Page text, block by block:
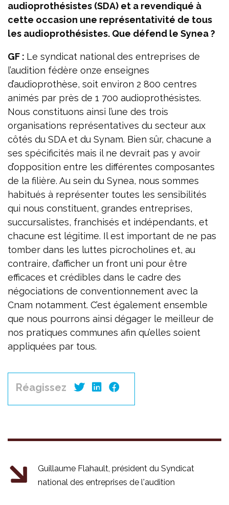
audioprothésistes (SDA) et a revendiqué à
cette occasion une représentativité de tous
les audioprothésistes. Que défend le Synea ?
GF : Le syndicat national des entreprises de
l’audition fédère onze enseignes
d’audioprothèse, soit environ 2 800 centres
animés par près de 1 700 audioprothésistes.
Nous constituons ainsi l’une des trois
organisations représentatives du secteur aux
côtés du SDA et du Synam. Bien sûr, chacune a
ses spécificités mais il ne devrait pas y avoir
d’opposition entre les différentes composantes
de la filière. Au sein du Synea, nous sommes
habitués à représenter toutes les sensibilités
qui nous constituent, grandes entreprises,
succursalistes, franchisés et indépendants, et
chacune est légitime. Il est important de ne pas
tomber dans les luttes picrocholines et, au
contraire, d’afficher un front uni pour être
efficaces et crédibles dans le cadre des
négociations de conventionnement avec la
Cnam notamment. C’est également ensemble
que nous pourrons ainsi dégager le meilleur de
nos pratiques communes afin qu’elles soient
appliquées par tous.
Réagissez
Guillaume Flahault, président du Syndicat
national des entreprises de l'audition